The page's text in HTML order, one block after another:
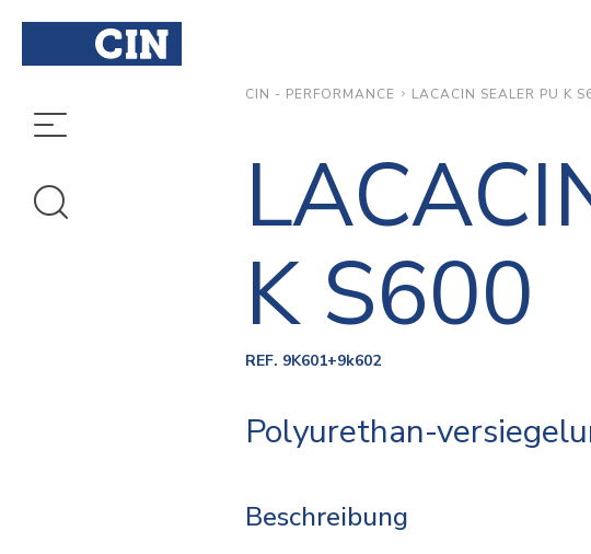
CIN - PERFORMANCE LACACIN SEALER PU K
K S600
REF. 9K601+9k602
Polyurethan-
Beschreibung